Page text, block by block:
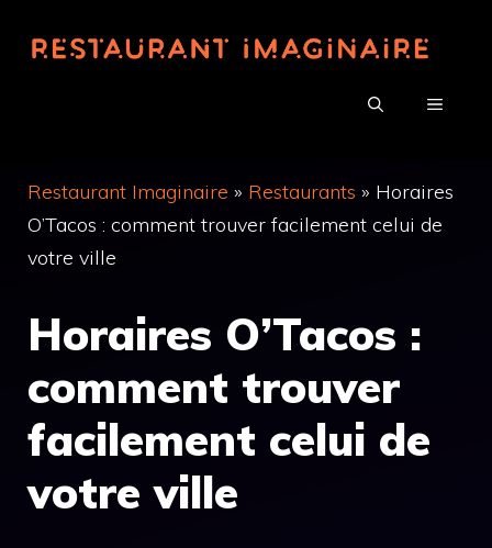
MENU
Restaurant Imaginaire » Restaurants » Horaires
O’Tacos : comment trouver facilement celui de
votre ville
Horaires O’Tacos :
comment trouver
facilement celui de
votre ville